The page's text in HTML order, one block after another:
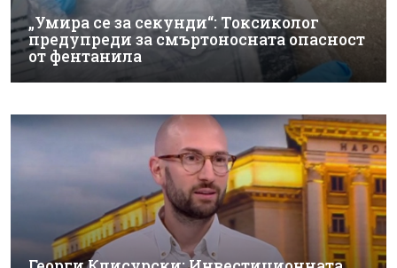
„Умира се за секунди“: Токсиколог
предупреди за смъртоносната опасност
от фентанила